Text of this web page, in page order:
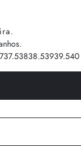
.
.
37.53838.53939.540